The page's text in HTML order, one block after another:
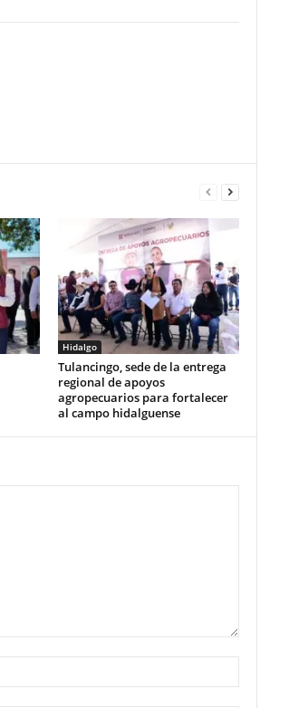
Hidalgo
Tulancingo, sede de la entrega
regional de apoyos
agropecuarios para fortalecer
al campo hidalguense